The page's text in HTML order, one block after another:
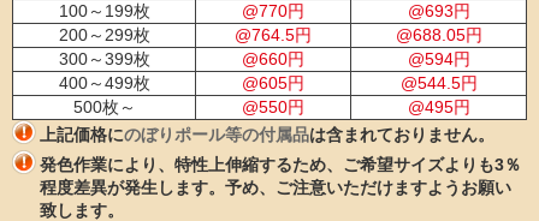
100～199枚
@770円 @693円
200～299枚
@764.5円 @688.05円
300～399枚
@660円 @594円
400～499枚
@605円 @544.5円
500枚～
@550円 @495円
上記価格にのぼりポール等の付属品は含まれておりません。
発色作業により、特性上伸縮するため、ご希望サイズよりも3％
程度差異が発生します。予め、ご注意いただけますようお願い
致します。